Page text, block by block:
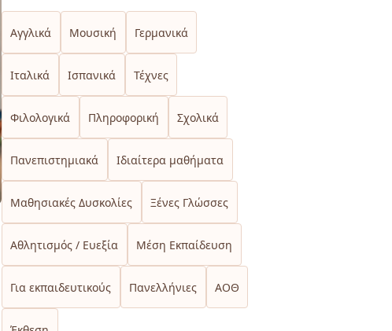
Αγγλικά Μουσική Γερμανικά
Ιταλικά Ισπανικά Τέχνες
Φιλολογικά Πληροφορική Σχολικά
Πανεπιστημιακά Ιδιαίτερα μαθήματα
Μαθησιακές Δυσκολίες Ξένες Γλώσσες
Αθλητισμός / Ευεξία Μέση Εκπαίδευση
Για εκπαιδευτικούς Πανελλήνιες ΑΟΘ